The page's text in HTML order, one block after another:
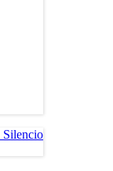
Silencio